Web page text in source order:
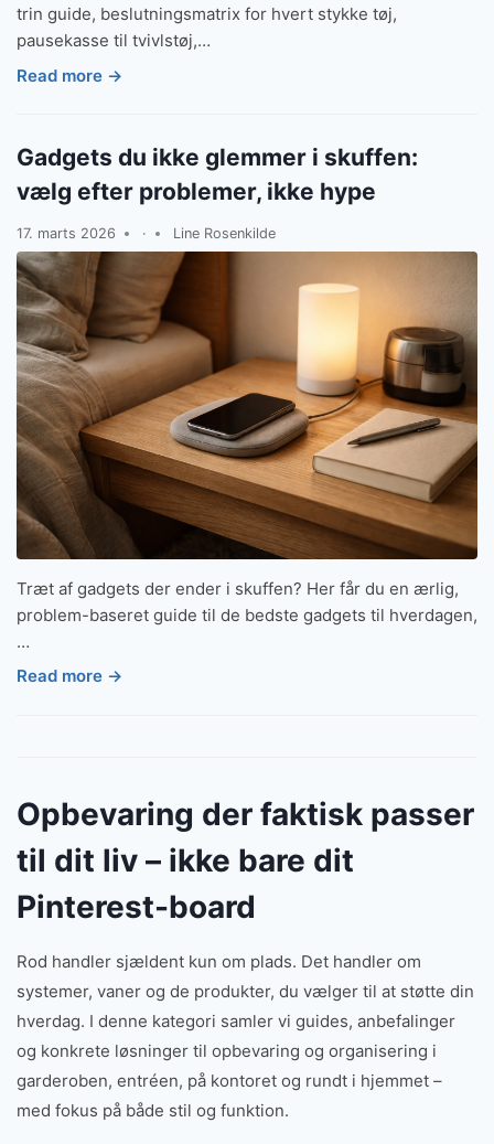
trin guide, beslutningsmatrix for hvert stykke tøj,
pausekasse til tvivlstøj,…
Read more →
Gadgets du ikke glemmer i skuffen:
vælg efter problemer, ikke hype
17. marts 2026 · Line Rosenkilde
Træt af gadgets der ender i skuffen? Her får du en ærlig,
problem-baseret guide til de bedste gadgets til hverdagen,
…
Read more →
Opbevaring der faktisk passer
til dit liv – ikke bare dit
Pinterest-board
Rod handler sjældent kun om plads. Det handler om
systemer, vaner og de produkter, du vælger til at støtte din
hverdag. I denne kategori samler vi guides, anbefalinger
og konkrete løsninger til opbevaring og organisering i
garderoben, entréen, på kontoret og rundt i hjemmet –
med fokus på både stil og funktion.